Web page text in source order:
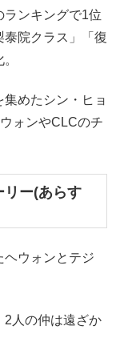
ランキングで1位
泰院クラス」「復
集めたシン・ヒョ
ォンやCLCのチ
リー(あらす
ヘウォンとテジ
2人の仲は遠ざか